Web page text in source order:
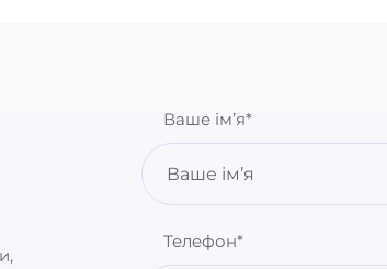
Ваше ім’я*
Телефон*